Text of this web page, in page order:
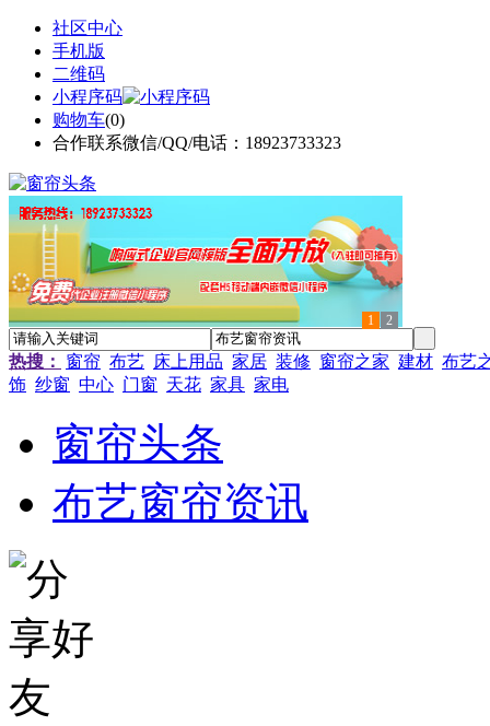
社区中心
手机版
二维码
小程序码
购物车(0)
合作联系微信/QQ/电话：18923733323
1 2
热搜： 窗帘 布艺 床上用品 家居 装修 窗帘之家 建材 布艺
饰 纱窗 中心 门窗 天花 家具 家电
窗帘头条
布艺窗帘资讯